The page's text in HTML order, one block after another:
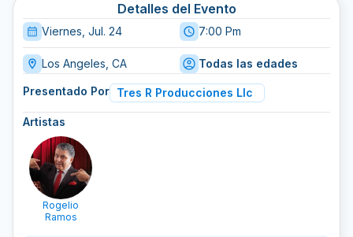
Detalles del Evento
Viernes, Jul. 24 7:00 Pm
Los Angeles, CA Todas las edades
Presentado Por Tres R Producciones Llc
Artistas
Rogelio
Ramos